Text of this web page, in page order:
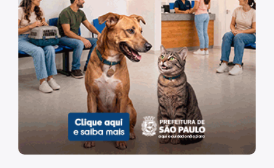
Diretrizes Institucionais
Organização
Legislação
Orientações
Infraestrutura
Agendamento de Salas